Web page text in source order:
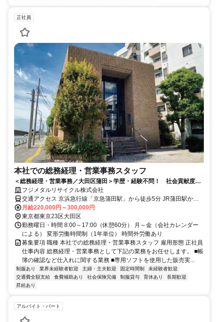
正社員
本社での総務経理・営業事務スタッフ
＜総務経理・営業事務／大田区蒲田＞学歴・経験不問！ 社会貢献度の
高いリサイクル業界で新たなスタートを
フジメタルリサイクル株式会社
交通アクセス 京浜急行線「京急蒲田駅」から徒歩5分 JR蒲田駅から
徒歩10分 ※自転車通勤可
月給220,000円～300,000円
東京都東京23区大田区
勤務曜日・時間 8:00～17:00（休憩60分） 月～金（会社カレンダー
による） 変形労働時間制（1年単位） 時間外労働あり
募集要項 職種 本社での総務経理・営業事務スタッフ 雇用形態 正社員
仕事内容 総務経理・営業事務として下記の業務をお任せします。 ■帳
簿の確認など仕入れに関する業務 ■専用ソフトを使用した販売実...
制服あり 業界未経験者歓迎 主婦・主夫歓迎 固定時間制
未経験者歓迎
交通費全額支給
食費補助あり 社会保険完備 制服貸与 育休あり
長期歓迎
昇給あり
アルバイト・パート